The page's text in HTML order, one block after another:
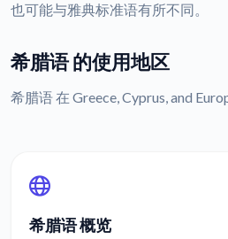
也可能与雅典标准语有所不同。
希腊语 的使用地区
希腊语 在 Greece, Cyprus, and
希腊语 概览